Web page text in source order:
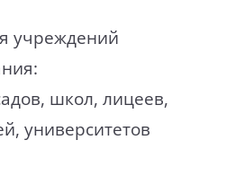
учреждений
школ, лицеев,
университетов